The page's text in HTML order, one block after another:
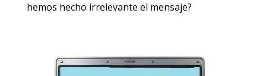
hemos hecho irrelevante el mensaje?